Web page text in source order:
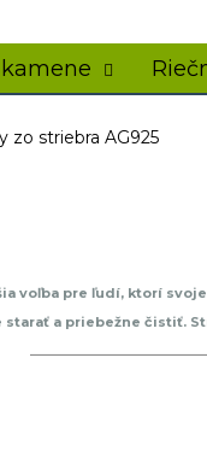
zo striebra AG925
voľba pre ľudí, ktorí
a priebežne čistiť.
na obsah striebra